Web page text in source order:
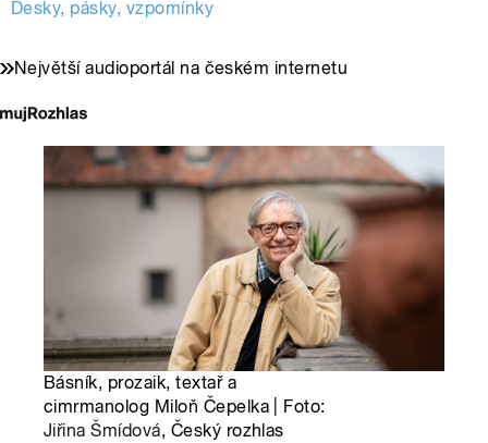
Desky, pásky, vzpomínky
Největší audioportál na českém internetu
Básník, prozaik, textař a
cimrmanolog Miloň Čepelka | Foto:
Jiřina Šmídová, Český rozhlas